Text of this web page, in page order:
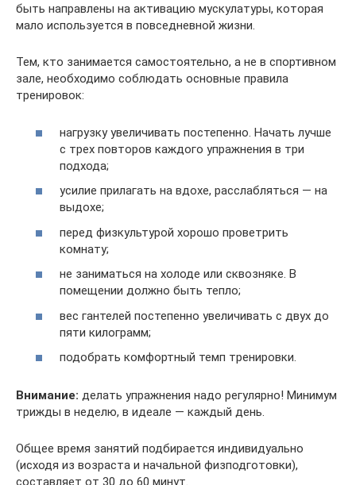
быть направлены на активацию мускулатуры, которая
мало используется в повседневной жизни.
Тем, кто занимается самостоятельно, а не в спортивном
зале, необходимо соблюдать основные правила
тренировок:
нагрузку увеличивать постепенно. Начать лучше
с трех повторов каждого упражнения в три
подхода;
усилие прилагать на вдохе, расслабляться — на
выдохе;
перед физкультурой хорошо проветрить
комнату;
не заниматься на холоде или сквозняке. В
помещении должно быть тепло;
вес гантелей постепенно увеличивать с двух до
пяти килограмм;
подобрать комфортный темп тренировки.
Внимание: делать упражнения надо регулярно! Минимум
трижды в неделю, в идеале — каждый день.
Общее время занятий подбирается индивидуально
(исходя из возраста и начальной физподготовки),
составляет от 30 до 60 минут.